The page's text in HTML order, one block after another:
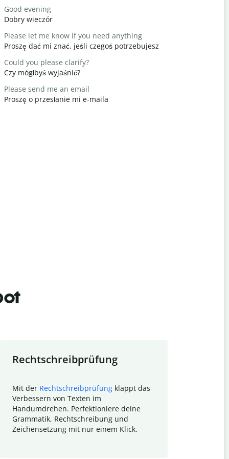
Good evening
Dobry wieczór
Please let me know if you need anything
Proszę dać mi znać, jeśli czegoś potrzebujesz
Could you please clarify?
Czy mógłbyś wyjaśnić?
Please send me an email
Proszę o przesłanie mi e-maila
Rechtschreibprüfung
Mit der Rechtschreibprüfung klappt das
Verbessern von Texten im
Handumdrehen. Perfektioniere deine
Grammatik, Rechtschreibung und
Zeichensetzung mit nur einem Klick.